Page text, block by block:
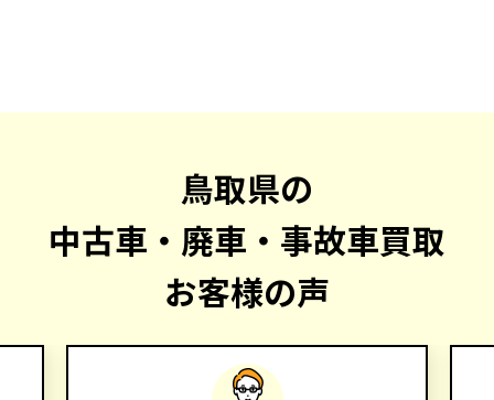
鳥取県の
中古車・廃車・事故車買取
お客様の声